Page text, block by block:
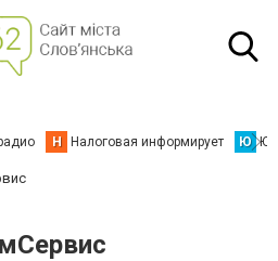
Н Налоговая информирует Ю